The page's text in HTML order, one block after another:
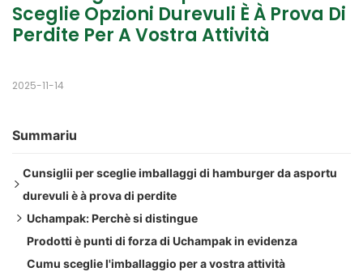
Buffet
Cucchiara Grassa
Ristoranti Fantasma
Bloggu
Sceglie Opzioni Durevuli È À Prova Di
Perdite Per A Vostra Attività
2025-11-14
Summariu
Cunsiglii per sceglie imballaggi di hamburger da asportu
durevuli è à prova di perdite
Cunsigliu 1: Capisce e dimensioni è e forme di e scatule di
hamburger
Dimensioni Standard per e Scatole di Burger
Cunsigliu 2: I materiali importanu: Approfondimentu nantu à
Uchampak: Perchè si distingue
Capacità di stampaggio è flessibilità strutturale
Diversità di i materiali
Prodotti è punti di forza di Uchampak in evidenza
Cumu sceglie l'imballaggio per a vostra attività